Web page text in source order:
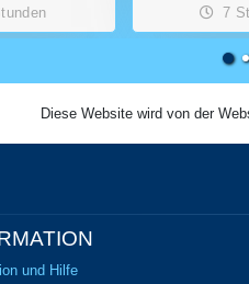
7
Diese Website wird von der
und Hilfe